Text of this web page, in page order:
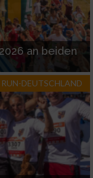
an beiden
RUN-DEUTSCHLAND